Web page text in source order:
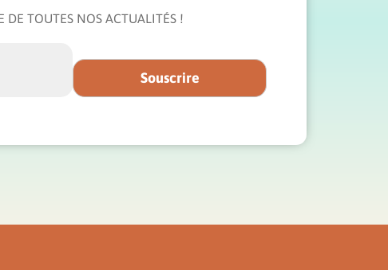
DE TOUTES NOS ACTUALITÉS !